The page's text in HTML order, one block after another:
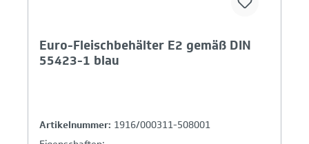
Euro-Fleischbehälter E2 gemäß DIN
55423-1 blau
Artikelnummer: 1916/000311-508001